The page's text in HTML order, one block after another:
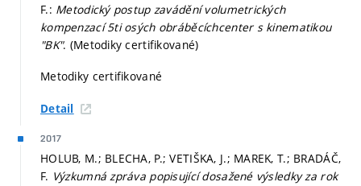
F.: Metodický postup zavádění volumetrických
kompenzací 5ti osých obráběcíchcenter s kinematikou
"BK". (Metodiky certifikované)
Metodiky certifikované
Detail
2017
HOLUB, M.; BLECHA, P.; VETIŠKA, J.; MAREK, T.; BRADÁČ,
F. Výzkumná zpráva popisující dosažené výsledky za rok